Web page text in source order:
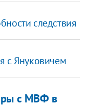
следствия
с Януковичем
с МВФ в